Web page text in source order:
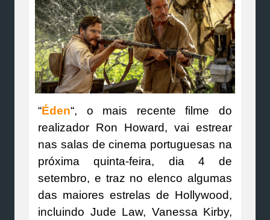
“Éden“, o mais recente filme do
realizador Ron Howard, vai estrear
nas salas de cinema portuguesas na
próxima quinta-feira, dia 4 de
setembro, e traz no elenco algumas
das maiores estrelas de Hollywood,
incluindo Jude Law, Vanessa Kirby,